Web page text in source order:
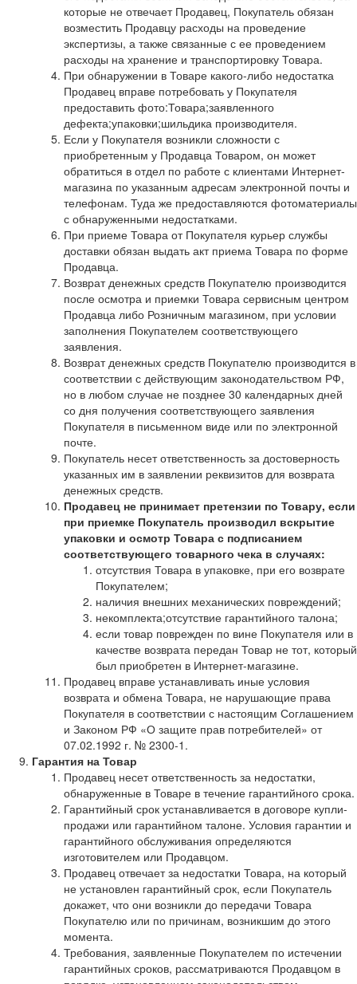
которые не отвечает Продавец, Покупатель обязан
возместить Продавцу расходы на проведение
экспертизы, а также связанные с ее проведением
расходы на хранение и транспортировку Товара.
При обнаружении в Товаре какого-либо недостатка
Продавец вправе потребовать у Покупателя
предоставить фото:Товара;заявленного
дефекта;упаковки;шильдика производителя.
Если у Покупателя возникли сложности с
приобретенным у Продавца Товаром, он может
обратиться в отдел по работе с клиентами Интернет-
магазина по указанным адресам электронной почты и
телефонам. Туда же предоставляются фотоматериалы
с обнаруженными недостатками.
При приеме Товара от Покупателя курьер службы
доставки обязан выдать акт приема Товара по форме
Продавца.
Возврат денежных средств Покупателю производится
после осмотра и приемки Товара сервисным центром
Продавца либо Розничным магазином, при условии
заполнения Покупателем соответствующего
заявления.
Возврат денежных средств Покупателю производится в
соответствии с действующим законодательством РФ,
но в любом случае не позднее 30 календарных дней
со дня получения соответствующего заявления
Покупателя в письменном виде или по электронной
почте.
Покупатель несет ответственность за достоверность
указанных им в заявлении реквизитов для возврата
денежных средств.
Продавец не принимает претензии по Товару, если
при приемке Покупатель производил вскрытие
упаковки и осмотр Товара с подписанием
соответствующего товарного чека в случаях:
отсутствия Товара в упаковке, при его возврате
Покупателем;
наличия внешних механических повреждений;
некомплекта;отсутствие гарантийного талона;
если товар поврежден по вине Покупателя или в
качестве возврата передан Товар не тот, который
был приобретен в Интернет-магазине.
Продавец вправе устанавливать иные условия
возврата и обмена Товара, не нарушающие права
Покупателя в соответствии с настоящим Соглашением
и Законом РФ «О защите прав потребителей» от
07.02.1992 г. № 2300-1.
Гарантия на Товар
Продавец несет ответственность за недостатки,
обнаруженные в Товаре в течение гарантийного срока.
Гарантийный срок устанавливается в договоре купли-
продажи или гарантийном талоне. Условия гарантии и
гарантийного обслуживания определяются
изготовителем или Продавцом.
Продавец отвечает за недостатки Товара, на который
не установлен гарантийный срок, если Покупатель
докажет, что они возникли до передачи Товара
Покупателю или по причинам, возникшим до этого
момента.
Требования, заявленные Покупателем по истечении
гарантийных сроков, рассматриваются Продавцом в